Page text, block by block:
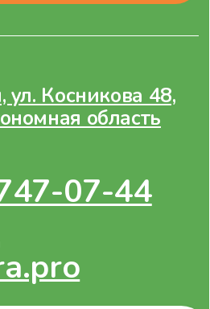
1257900000313
область
дом.48